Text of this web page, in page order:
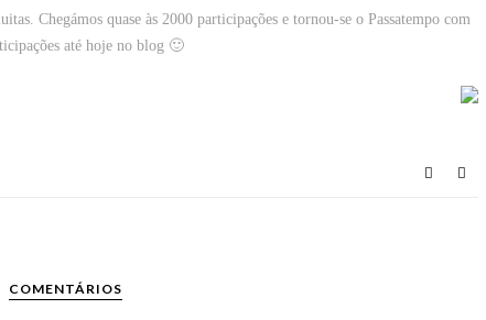
Chegámos quase às 2000 participações e tornou-se o Passatempo com
até hoje no blog 🙂
COMENTÁRIOS